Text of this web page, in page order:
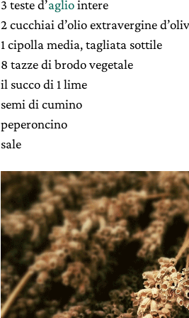
3 teste d’agliointere
2 cucchiai d’olio extravergine
1 cipolla media, tagliata sottile
8 tazze di brodo vegetale
il succo di 1 lime
semi di cumino
peperoncino
sale